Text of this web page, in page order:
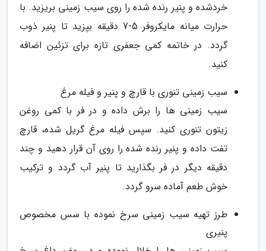
خردشده و پنیر رنده شده را روی سیب زمینی بریزید. با
حرارت میانه مایکروفر 5-7 دقیقه بپزید تا پنیر ذوب
گردد. در خاتمه کمی جعفری تازه برای تزئین اضافه
کنید.
سیب زمینی تنوری با قارچ و پنیر و فیله مرغ
سیب زمینی ها را برش داده و در فر با کمی روغن
زیتون تنوری کنید. سپس فیله مرغ گریل شده، قارچ
تفت داده و پنیر رنده شده را روی آن قرار دهید و چند
دقیقه دیگر در فر بگذارید تا پنیر آب گردد و ترکیب
خوش طعم آماده سرو گردد.
طرز تهیه سیب زمینی سرخ نموده با سس مخصوص
پنیری